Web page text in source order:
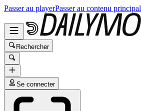
Passer au playerPasser au contenu principal
Rechercher
Se connecter